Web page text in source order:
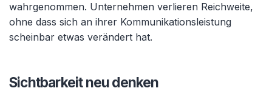
wahrgenommen. Unternehmen verlieren Reichweite,
ohne dass sich an ihrer Kommunikationsleistung
scheinbar etwas verändert hat.
Sichtbarkeit neu denken